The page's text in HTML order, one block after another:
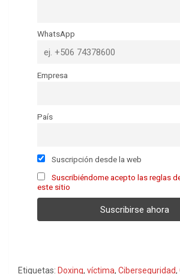
WhatsApp
Empresa
País
Suscripción desde la web
Suscribiéndome acepto las reglas
este sitio
Etiquetas: Doxing, víctima, Ciberseguridad,